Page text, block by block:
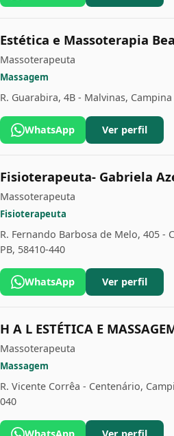
Estética e Massoterapia
Massoterapeuta
Massagem
R. Guarabira, 4B - Malvinas,
WhatsApp Ver perfil
Fisioterapeuta- Gabriela
Massoterapeuta
Fisioterapeuta
R. Fernando Barbosa de Melo, 405 -
PB, 58410-440
WhatsApp Ver perfil
H A L ESTÉTICA E
Massoterapeuta
Massagem
R. Vicente Corrêa - Centenário,
040